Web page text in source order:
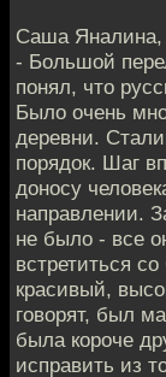
Саша
- Большой
понял, что
Было очень
деревни.
порядок. Шаг
доносу
направлении.
не было - все
встретиться
красивый,
говорят, был
была короче
исправить из